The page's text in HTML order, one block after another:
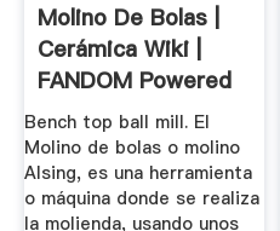
Molino De Bolas |
Cerámica Wiki |
FANDOM Powered
By Wikia
Bench top ball mill. El
Molino de bolas o molino
Alsing, es una herramienta
o máquina donde se realiza
la molienda, usando unos